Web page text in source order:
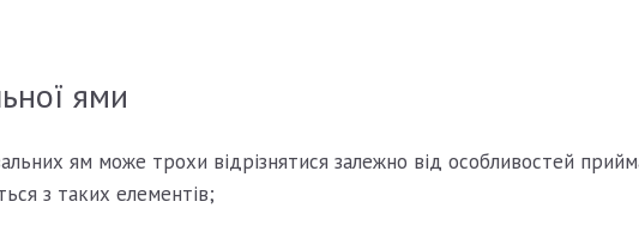
ями
ям може трохи відрізнятися залежно від особливостей
з таких елементів;